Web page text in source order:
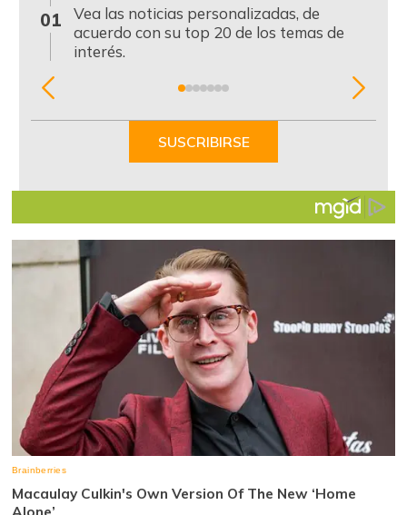
01
Vea las noticias personalizadas, de
acuerdo con su top 20 de los temas de
interés.
Item
SUSCRIBIRSE